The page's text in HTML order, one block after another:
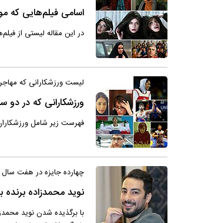
اسامی فیلم‌هایی که
در این مقاله لیستی از
لیست ورزشکارانی که
ورزشکارانی که در
فهرست زیر شامل
چهارده جایزه در هفت سال
نوید محمدزاده برنده
با برگذیده شدن نوید